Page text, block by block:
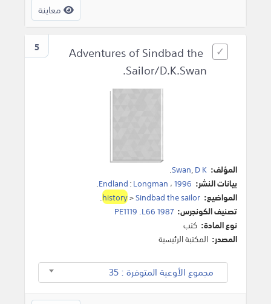
معاينة
5
Adventures of Sindbad the
Sailor/D.K.Swan.
المؤلف: Swan,D K
.
بيانات النشر:
Endland:Longman ،1996
.
المواضيع:
history>Sindbad the sailor
.
تصنيف الكونجرس: PE1119 .L66 1987
نوع المادة: كتب
المصدر: المكتبة الرئيسية
مجموع الأوعية المتوفرة : 35